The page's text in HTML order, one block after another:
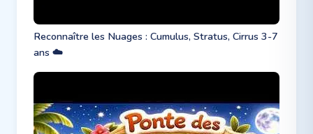
Reconnaître les Nuages : Cumulus, Stratus, Cirrus 3-7
ans ☁️